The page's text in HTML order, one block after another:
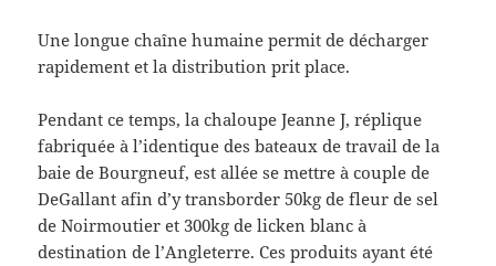
Une longue chaîne humaine permit de décharger
rapidement et la distribution prit place.
Pendant ce temps, la chaloupe Jeanne J, réplique
fabriquée à l’identique des bateaux de travail de la
baie de Bourgneuf, est allée se mettre à couple de
DeGallant afin d’y transborder 50kg de fleur de sel
de Noirmoutier et 300kg de licken blanc à
destination de l’Angleterre. Ces produits ayant été